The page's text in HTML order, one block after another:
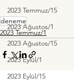
2023 Temmuz/15
2023 Ağustos/1
2023 Ağustos/15
2023 Eylül/1
2023 Eylül/15
deneme
2023 Temmuz/1